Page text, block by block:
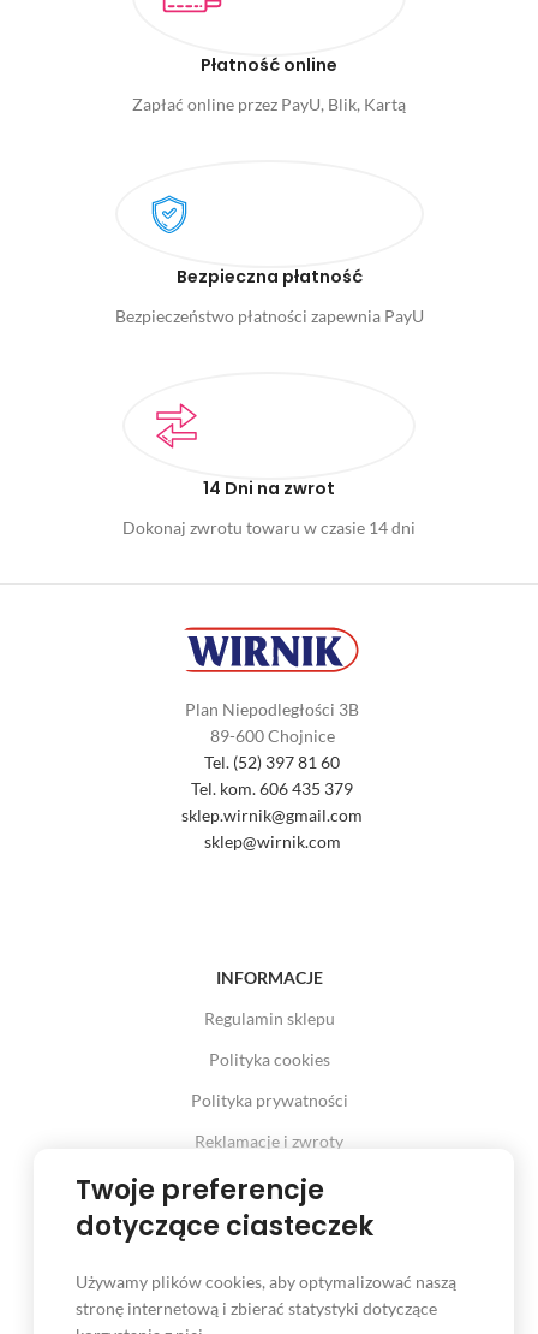
Płatność online
Zapłać online przez PayU, Blik, Kartą
Bezpieczna płatność
Bezpieczeństwo płatności zapewnia PayU
14 Dni na zwrot
Dokonaj zwrotu towaru w czasie 14 dni
Plan Niepodległości 3B
89-600 Chojnice
Tel. (52) 397 81 60
Tel. kom. 606 435 379
sklep.wirnik@gmail.com
sklep@wirnik.com
INFORMACJE
Regulamin sklepu
Polityka cookies
Polityka prywatności
Reklamacje i zwroty
Prawo odstąpienia od umowy
INFORMACJE
Twoje preferencje
dotyczące ciasteczek
Używamy plików cookies, aby optymalizować naszą
stronę internetową i zbierać statystyki dotyczące